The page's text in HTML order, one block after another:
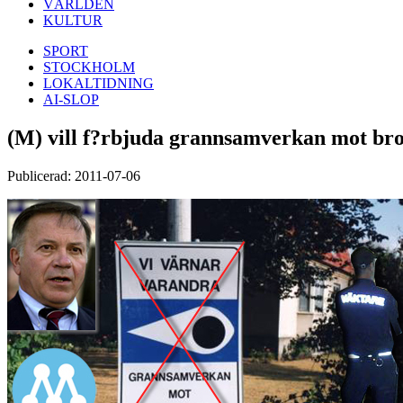
VÄRLDEN
KULTUR
SPORT
STOCKHOLM
LOKALTIDNING
AI-SLOP
(M) vill f?rbjuda grannsamverkan mot
Publicerad: 2011-07-06